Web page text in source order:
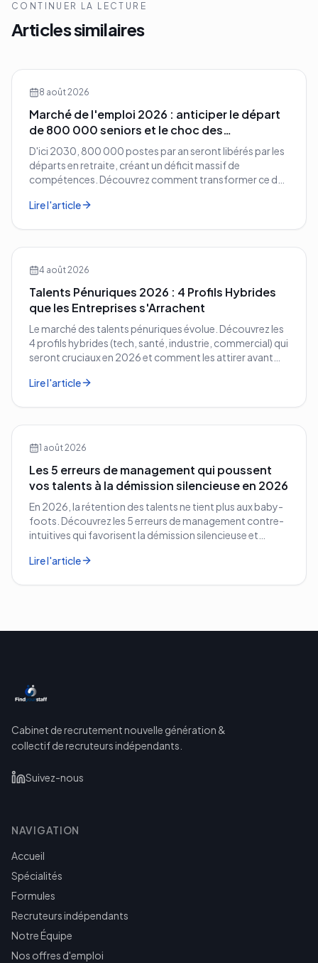
CONTINUER LA LECTURE
Articles similaires
8 août 2026
Marché de l'emploi 2026 : anticiper le départ
de 800 000 seniors et le choc des
compétences
D'ici 2030, 800 000 postes par an seront libérés par les
départs en retraite, créant un déficit massif de
compétences. Découvrez comment transformer ce défi
entreprise.
Lire l'article
4 août 2026
Talents Pénuriques 2026 : 4 Profils Hybrides
que les Entreprises s'Arrachent
Le marché des talents pénuriques évolue. Découvrez les
4 profils hybrides (tech, santé, industrie, commercial) qui
seront cruciaux en 2026 et comment les attirer avant
Lire l'article
1 août 2026
Les 5 erreurs de management qui poussent
vos talents à la démission silencieuse en 2026
En 2026, la rétention des talents ne tient plus aux baby-
foots. Découvrez les 5 erreurs de management contre-
intuitives qui favorisent la démission silencieuse et
Lire l'article
Cabinet de recrutement nouvelle génération &
collectif de recruteurs indépendants.
Suivez-nous
NAVIGATION
Accueil
Spécialités
Formules
Recruteurs indépendants
Notre Équipe
Nos offres d'emploi